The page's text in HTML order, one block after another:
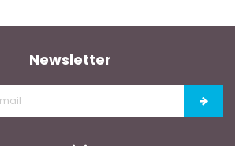
Newsletter